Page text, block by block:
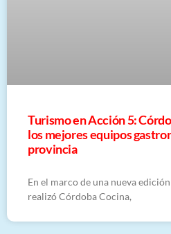
Turismo en Acción 5:
los mejores equipos
provincia
En el marco de una nueva
realizó Córdoba Cocina,